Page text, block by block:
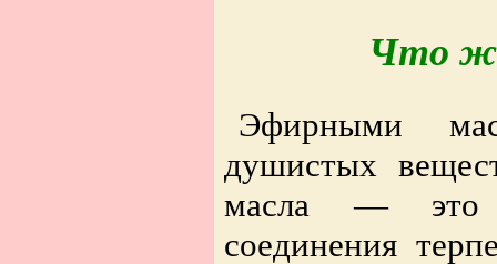
Что
Эфирными
душистых
масла — это
соединения